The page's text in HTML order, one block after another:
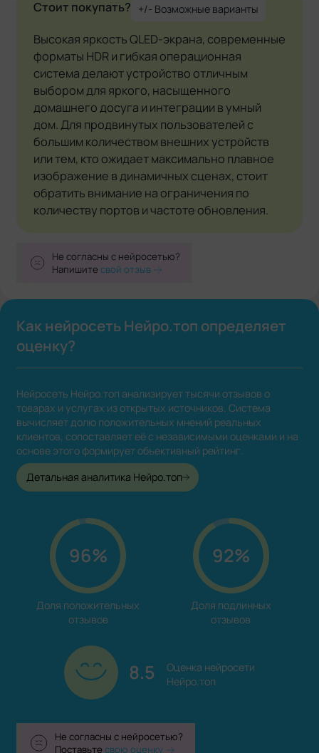
Стоит покупать? +/- Возможные варианты
Высокая яркость QLED-экрана, современные
форматы HDR и гибкая операционная
система делают устройство отличным
выбором для яркого, насыщенного
домашнего досуга и интеграции в умный
дом. Для продвинутых пользователей с
большим количеством внешних устройств
или тем, кто ожидает максимально плавное
изображение в динамичных сценах, стоит
обратить внимание на ограничения по
количеству портов и частоте обновления.
Не согласны с нейросетью?
Напишитесвой отзыв
Как нейросеть Нейро.топ определяет
оценку?
Нейросеть Нейро.топ анализирует тысячи отзывов о
товарах и услугах из открытых источников. Система
вычисляет долю положительных мнений реальных
клиентов, сопоставляет её с независимыми оценками и на
основе этого формирует объективный рейтинг.
Детальная аналитика Нейро.топ
96%
Доля положительных
отзывов
92%
Доля подлинных
отзывов
8.5
Оценка нейросети
Нейро.топ
Не согласны с нейросетью?
Поставьтесвою оценку